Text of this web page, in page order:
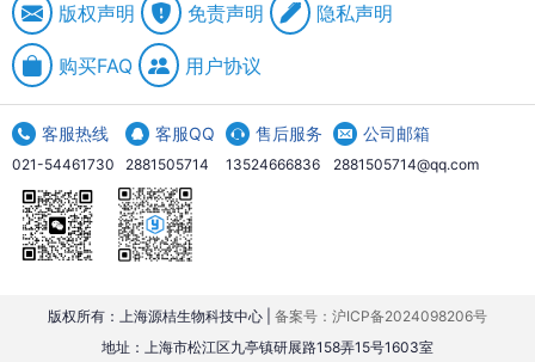
版权声明 免责声明 隐私声明
购买FAQ 用户协议
客服热线
021-54461730
客服QQ
2881505714
售后服务
13524666836
公司邮箱
2881505714@qq.com
版权所有：上海源桔生物科技中心 | 备案号：沪ICP备2024098206号
地址：上海市松江区九亭镇研展路158弄15号1603室